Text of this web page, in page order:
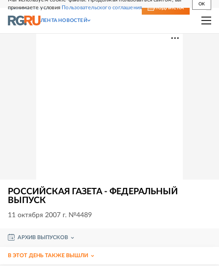
принимаете условия Пользовательского соглашения
OK
СВЕЖИЙ НОМЕР ПОДПИСКА
ЛЕНТА НОВОСТЕЙ
РОССИЙСКАЯ ГАЗЕТА - ФЕДЕРАЛЬНЫЙ
ВЫПУСК
11 октября 2007 г. №4489
АРХИВ ВЫПУСКОВ
В ЭТОТ ДЕНЬ ТАКЖЕ ВЫШЛИ